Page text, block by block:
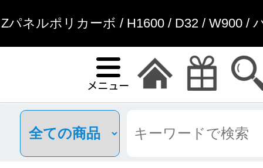
Zパネルポリカーボ / H1600 / D32 / W900 /
具通販